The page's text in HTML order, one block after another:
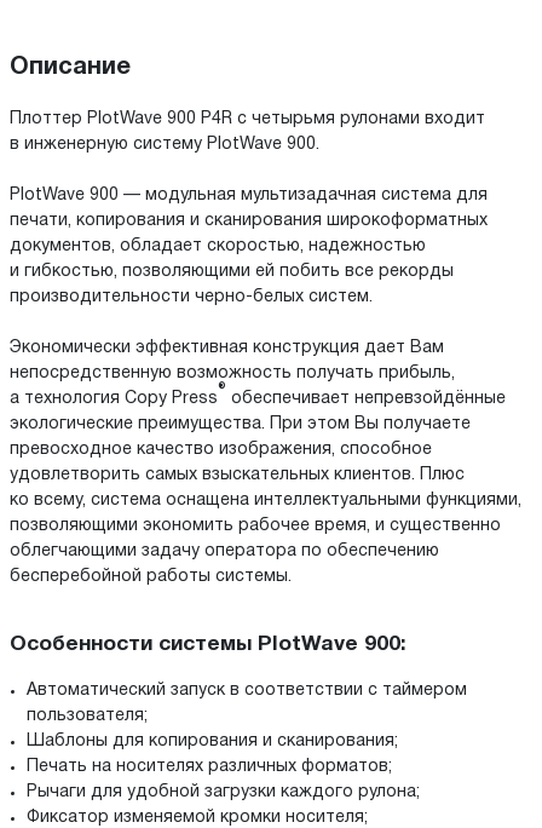
Описание
Плоттер PlotWave 900 P4R с четырьмя рулонами входит
в инженерную систему PlotWave 900.
PlotWave 900 — модульная мультизадачная система для
печати, копирования и сканирования широкоформатных
документов, обладает скоростью, надежностью
и гибкостью, позволяющими ей побить все рекорды
производительности черно-белых систем.
Экономически эффективная конструкция дает Вам
непосредственную возможность получать прибыль,
а технология Copy Press
®
обеспечивает непревзойдённые
экологические преимущества. При этом Вы получаете
превосходное качество изображения, способное
удовлетворить самых взыскательных клиентов. Плюс
ко всему, система оснащена интеллектуальными функциями,
позволяющими экономить рабочее время, и существенно
облегчающими задачу оператора по обеспечению
бесперебойной работы системы.
Особенности системы PlotWave 900:
Автоматический запуск в соответствии с таймером
пользователя;
Шаблоны для копирования и сканирования;
Печать на носителях различных форматов;
Рычаги для удобной загрузки каждого рулона;
Фиксатор изменяемой кромки носителя;